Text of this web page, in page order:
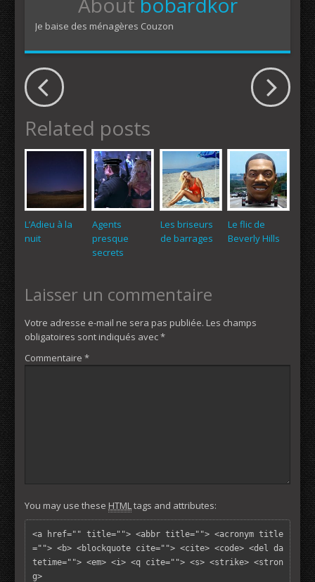
Je baise des ménagères Couzon
Related posts
L’Adieu à la
nuit
Agents
presque
secrets
Les briseurs
de barrages
Le flic de
Beverly Hills
Laisser un commentaire
Votre adresse e-mail ne sera pas publiée. Les champs
obligatoires sont indiqués avec*
Commentaire *
You may use these HTMLtags and attributes:
<a href="" title=""> <abbr title=""> <acronym title
=""> <b> <blockquote cite=""> <cite> <code> <del da
tetime=""> <em> <i> <q cite=""> <s> <strike> <stron
g>